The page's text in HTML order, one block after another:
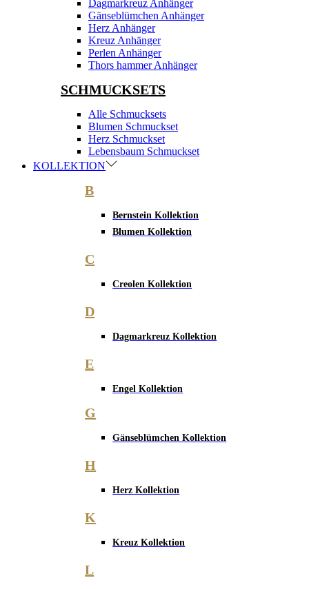
Dagmarkreuz Anhänger
Gänseblümchen Anhänger
Herz Anhänger
Kreuz Anhänger
Perlen Anhänger
Thors hammer Anhänger
SCHMUCKSETS
Alle Schmucksets
Blumen Schmuckset
Herz Schmuckset
Lebensbaum Schmuckset
KOLLEKTION
B
Bernstein Kollektion
Blumen Kollektion
C
Creolen Kollektion
D
Dagmarkreuz Kollektion
E
Engel Kollektion
G
Gänseblümchen Kollektion
H
Herz Kollektion
K
Kreuz Kollektion
L